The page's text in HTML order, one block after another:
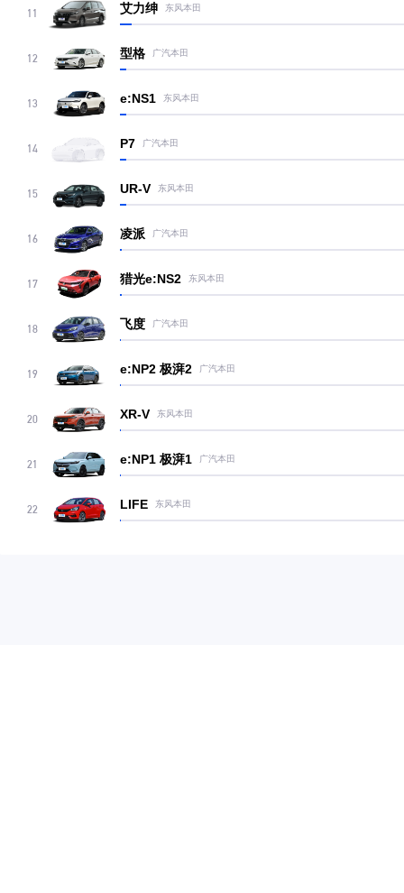
11 艾力绅 东风本田
12 型格 广汽本田
13 e:NS1 东风本田
14 P7 广汽本田
15 UR-V 东风本田
16 凌派 广汽本田
17 猎光e:NS2 东风本田
18 飞度 广汽本田
19 e:NP2 极湃2 广汽本田
20 XR-V 东风本田
21 e:NP1 极湃1 广汽本田
22 LIFE 东风本田